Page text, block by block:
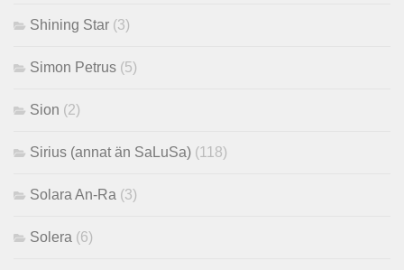
Shining Star (3)
Simon Petrus (5)
Sion (2)
Sirius (annat än SaLuSa) (118)
Solara An-Ra (3)
Solera (6)